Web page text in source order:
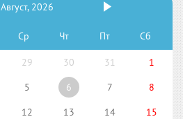
Август, 2026
Ср Чт Пт Сб
29 30 31
1
5 6 7
8
12 13 14
15